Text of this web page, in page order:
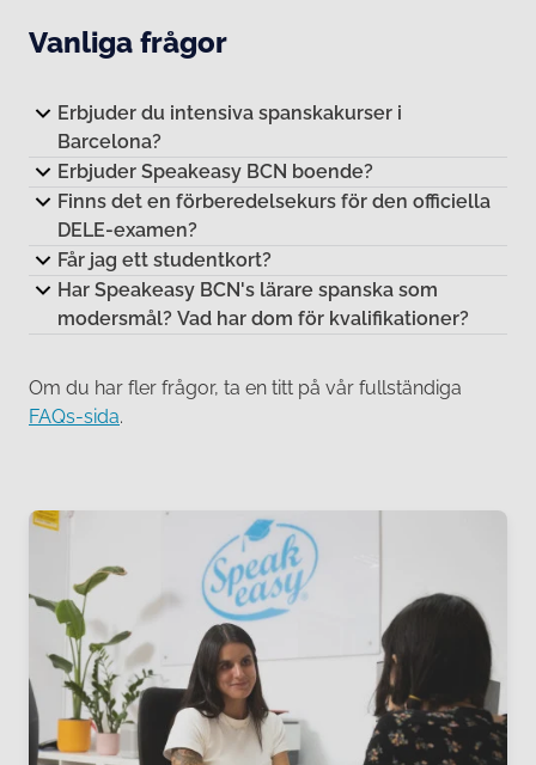
Vanliga frågor
Erbjuder du intensiva spanskakurser i
Barcelona?
Erbjuder Speakeasy BCN boende?
Finns det en förberedelsekurs för den officiella
DELE-examen?
Får jag ett studentkort?
Har Speakeasy BCN's lärare spanska som
modersmål? Vad har dom för kvalifikationer?
Om du har fler frågor, ta en titt på vår fullständiga
FAQs-sida.